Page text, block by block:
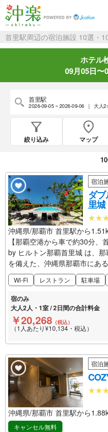
首里駅周辺の宿泊施設 10選・
ホテル
09月05日〜
首里駅
2026-09-05 ~ 2026-09-06 ｜ 大人2
絞り込み マップ
10
宿泊
ダ
里城
沖縄県/那覇市 首里駅から
【那覇空港から車で約30分
by ヒルトン那覇首里城 は、
を備えた、沖縄県那覇市にあ
Wi-Fi レストラン 駐車場
宿のみ
大人2人・1室 / 2日間の合計料金
￥20,268 （税込）
（1人あたり¥10,134・税込）
宿泊
沖縄県/那覇市 首里駅から
キャンセル無料